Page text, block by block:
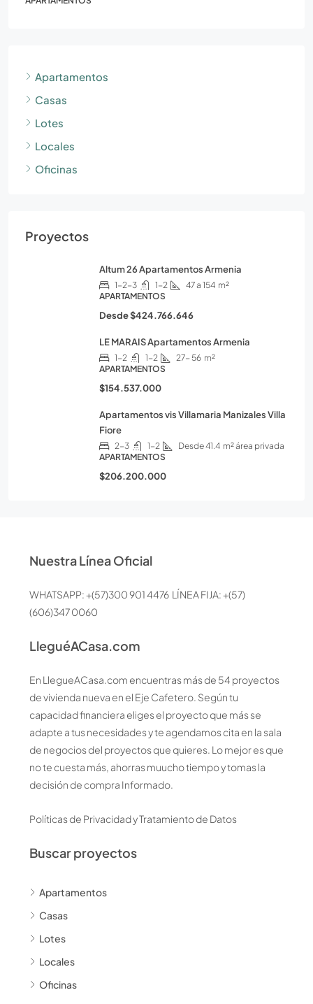
Apartamentos
Casas
Lotes
Locales
Oficinas
Proyectos
Altum 26 Apartamentos Armenia
1-2-3 1-2 47 a 154 m²
APARTAMENTOS
Desde$424.766.646
LE MARAIS Apartamentos Armenia
1-2 1-2 27- 56 m²
APARTAMENTOS
$154.537.000
Apartamentos vis Villamaria Manizales Villa
Fiore
2-3 1-2 Desde 41.4 m² área privada
APARTAMENTOS
$206.200.000
Nuestra Línea Oficial
WHATSAPP: +(57)300 901 4476 LÍNEA FIJA: +(57)
(606)347 0060
LleguéACasa.com
En LlegueACasa.com encuentras más de 54 proyectos
de vivienda nueva en el Eje Cafetero. Según tu
capacidad financiera eliges el proyecto que más se
adapte a tus necesidades y te agendamos cita en la sala
de negocios del proyectos que quieres. Lo mejor es que
no te cuesta más, ahorras muucho tiempo y tomas la
decisión de compra Informado.
Políticas de Privacidad y Tratamiento de Datos
Buscar proyectos
Apartamentos
Casas
Lotes
Locales
Oficinas